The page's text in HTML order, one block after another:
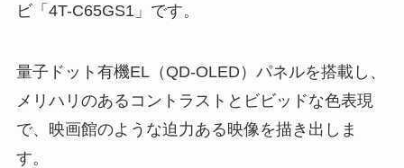
ビ「4T-C65GS1」です。
量子ドット有機EL（QD-OLED）パネルを搭載し、
メリハリのあるコントラストとビビッドな色表現
で、映画館のような迫力ある映像を描き出しま
す。